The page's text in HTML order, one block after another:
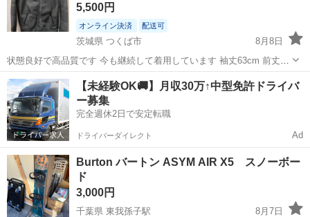
5,500円
オンライン決済 配送可
茨城県 つくば市
8月8日
状態良好で高品質です 今も継続して着用しています 袖丈63cm 前丈
64cm サイズはSとなっていますが、当方180cm70kgでぴったりです
茨城 つくば市 スノーボード BURTON
【未経験OK🚚】月収30万↑中型免許ドライバ
ー募集
完全週休2日で安定転職
ドライバーダイレクト Ad
Burton バートン ASYM AIR X5 スノーボー
ド
3,000円
千葉県 東我孫子駅
8月7日